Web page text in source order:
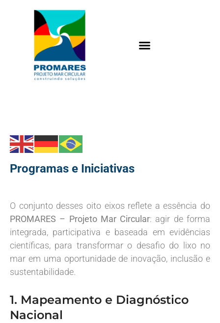
Programas e Iniciativas
O conjunto desses oito eixos reflete a essência do
PROMARES – Projeto Mar Circular: agir de forma
integrada, participativa e baseada em evidências
científicas, para transformar o desafio do lixo no
mar em uma oportunidade de inovação, inclusão e
sustentabilidade.
1. Mapeamento e Diagnóstico
Nacional